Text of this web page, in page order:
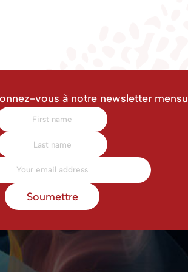
vous à notre newsletter
Soumettre